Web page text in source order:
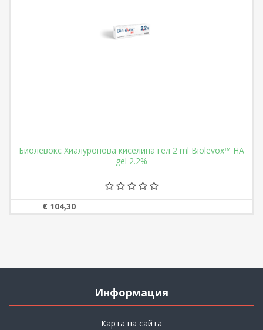
Биолевокс Хиалуронова киселина гел 2 ml Biolevox™ HA
gel 2.2%
€ 104,30
Информация
Карта на сайта